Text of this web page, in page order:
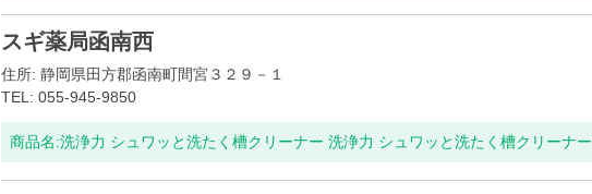
スギ薬局函南西
住所: 静岡県田方郡函南町間宮３２９－１
TEL: 055-945-9850
商品名:洗浄力 シュワッと洗たく槽クリーナー 洗浄力 シュワッと洗たく槽クリーナー